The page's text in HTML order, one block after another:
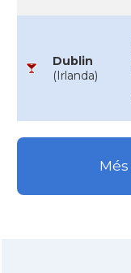
Dublin
(Irlanda)